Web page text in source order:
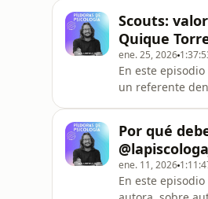
Adolescencia
Scouts:
Quique
ene. 25, 2026
En este
un referente
cómo trabaja un
Por qué
ene. 11, 2026
En este